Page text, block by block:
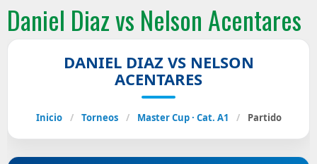
Daniel Diaz vs Nelson Acentares
DANIEL DIAZ VS NELSON
ACENTARES
Inicio / Torneos / Master Cup · Cat. A1 / Partido